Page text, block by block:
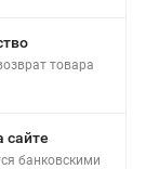
товара
сайте
банковскими